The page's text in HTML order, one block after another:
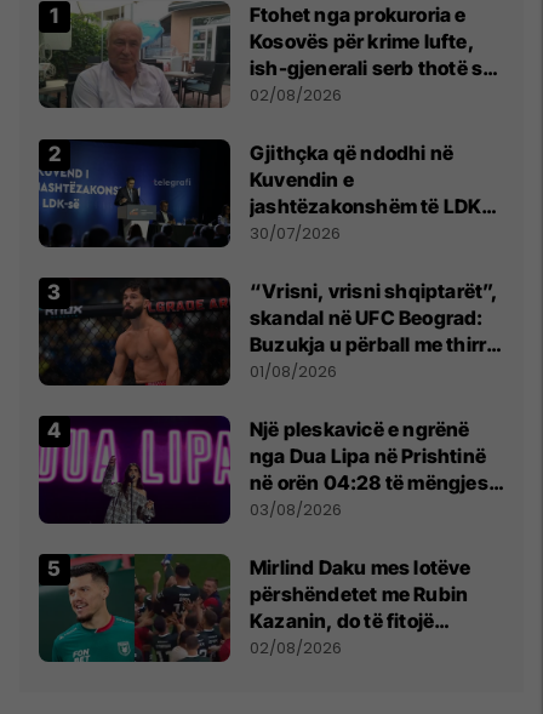
Ftohet nga prokuroria e
Kosovës për krime lufte,
ish-gjenerali serb thotë se
dikush e tradhtoi në
02/08/2026
Gjithçka që ndodhi në
Kuvendin e
jashtëzakonshëm të LDK-
së
30/07/2026
“Vrisni, vrisni shqiptarët”,
skandal në UFC Beograd:
Buzukja u përball me thirrje
anti-shqiptare nga
01/08/2026
Një pleskavicë e ngrënë
nga Dua Lipa në Prishtinë
në orën 04:28 të mëngjesit
- dhe bota digjitale serbe
03/08/2026
Mirlind Daku mes lotëve
përshëndetet me Rubin
Kazanin, do të fitojë
miliona te Spartak Moska
02/08/2026